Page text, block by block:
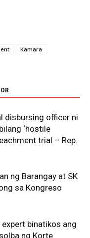
Kamara
disbursing officer ni
‘hostile
trial – Rep.
ng Barangay at SK
sa Kongreso
binatikos ang
ng Korte